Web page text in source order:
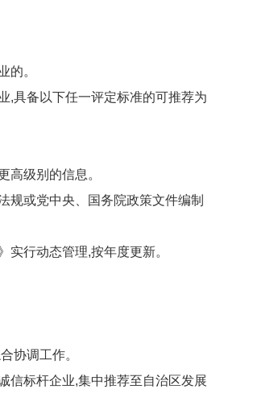
的。
,具备以下任一评定标准的可推荐为
高级别的信息。
或党中央、国务院政策文件编制
行动态管理,按年度更新。
协调工作。
信标杆企业,集中推荐至自治区发展